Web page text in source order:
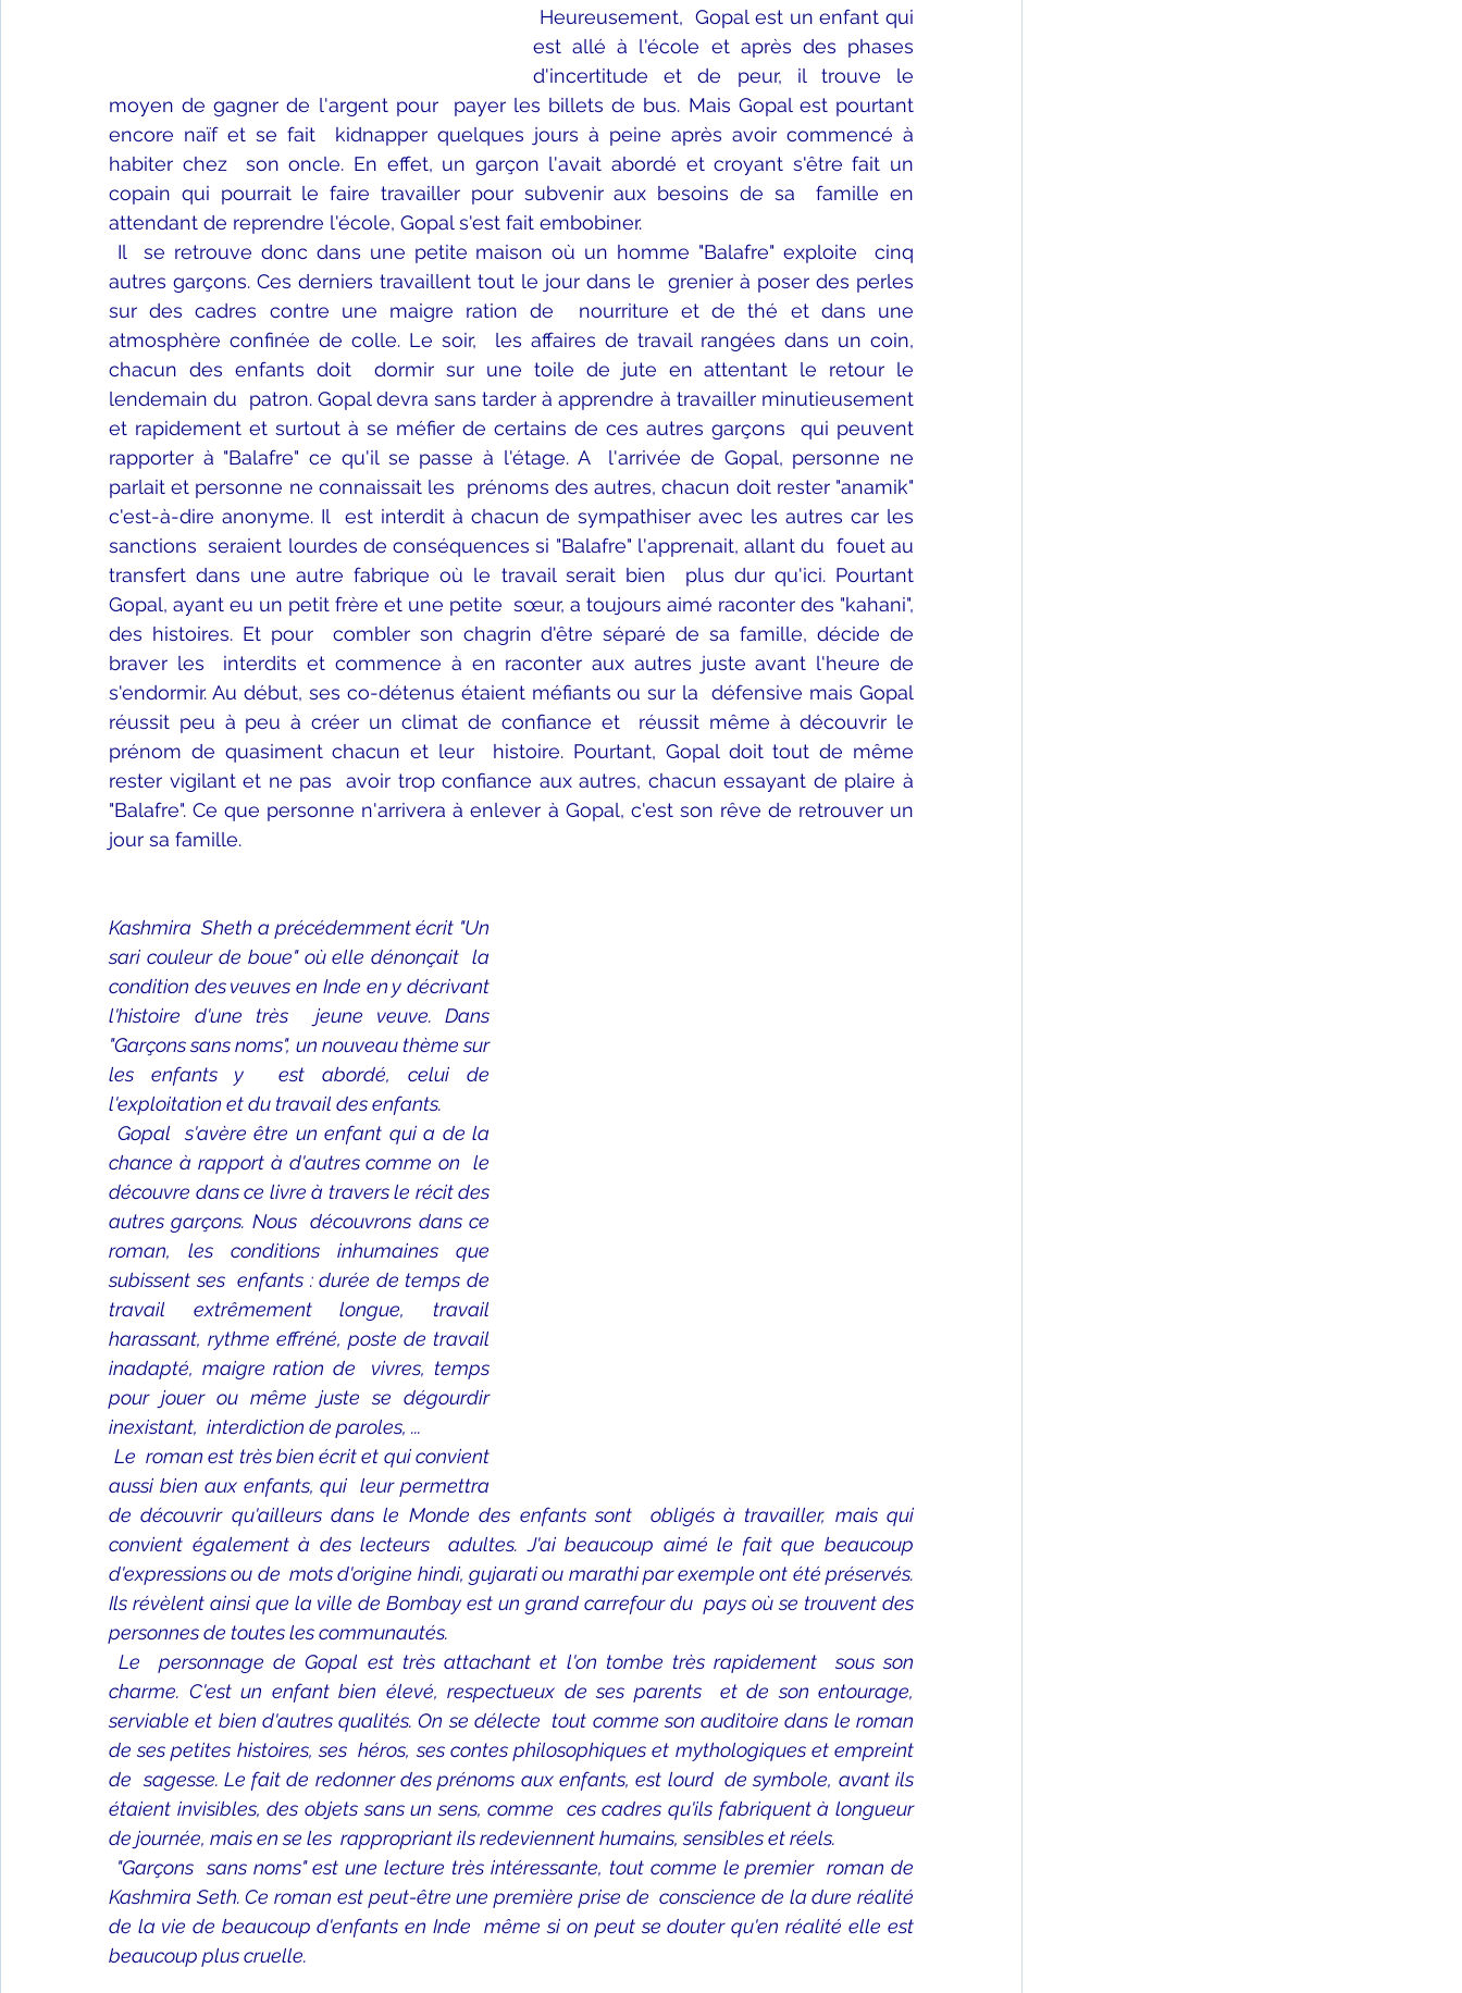
Heureusement,  Gopal est un enfant qui
est allé à l'école et après des phases
d'incertitude et de peur, il trouve le
moyen de gagner de l'argent pour  payer les billets de bus. Mais Gopal est pourtant
encore naïf et se fait  kidnapper quelques jours à peine après avoir commencé à
habiter chez  son oncle. En effet, un garçon l'avait abordé et croyant s'être fait un
copain qui pourrait le faire travailler pour subvenir aux besoins de sa  famille en
attendant de reprendre l'école, Gopal s'est fait embobiner.
Il  se retrouve donc dans une petite maison où un homme "Balafre" exploite  cinq
autres garçons. Ces derniers travaillent tout le jour dans le  grenier à poser des perles
sur des cadres contre une maigre ration de  nourriture et de thé et dans une
atmosphère confinée de colle. Le soir,  les affaires de travail rangées dans un coin,
chacun des enfants doit  dormir sur une toile de jute en attentant le retour le
lendemain du  patron. Gopal devra sans tarder à apprendre à travailler minutieusement
et rapidement et surtout à se méfier de certains de ces autres garçons  qui peuvent
rapporter à "Balafre" ce qu'il se passe à l'étage. A  l'arrivée de Gopal, personne ne
parlait et personne ne connaissait les  prénoms des autres, chacun doit rester "anamik"
c'est-à-dire anonyme. Il  est interdit à chacun de sympathiser avec les autres car les
sanctions  seraient lourdes de conséquences si "Balafre" l'apprenait, allant du  fouet au
transfert dans une autre fabrique où le travail serait bien  plus dur qu'ici. Pourtant
Gopal, ayant eu un petit frère et une petite  sœur, a toujours aimé raconter des "kahani",
des histoires. Et pour  combler son chagrin d'être séparé de sa famille, décide de
braver les  interdits et commence à en raconter aux autres juste avant l'heure de
s'endormir. Au début, ses co-détenus étaient méfiants ou sur la  défensive mais Gopal
réussit peu à peu à créer un climat de confiance et  réussit même à découvrir le
prénom de quasiment chacun et leur  histoire. Pourtant, Gopal doit tout de même
rester vigilant et ne pas  avoir trop confiance aux autres, chacun essayant de plaire à
"Balafre". Ce que personne n'arrivera à enlever à Gopal, c'est son rêve de retrouver un
jour sa famille.
Kashmira  Sheth a précédemment écrit "Un
sari couleur de boue" où elle dénonçait  la
condition des veuves en Inde en y décrivant
l'histoire d'une très  jeune veuve. Dans
"Garçons sans noms", un nouveau thème sur
les enfants y  est abordé, celui de
l'exploitation et du travail des enfants.
Gopal  s'avère être un enfant qui a de la
chance à rapport à d'autres comme on  le
découvre dans ce livre à travers le récit des
autres garçons. Nous  découvrons dans ce
roman, les conditions inhumaines que
subissent ses  enfants : durée de temps de
travail extrêmement longue, travail
harassant, rythme effréné, poste de travail
inadapté, maigre ration de  vivres, temps
pour jouer ou même juste se dégourdir
inexistant,  interdiction de paroles, ...
Le  roman est très bien écrit et qui convient
aussi bien aux enfants, qui  leur permettra
de découvrir qu'ailleurs dans le Monde des enfants sont  obligés à travailler, mais qui
convient également à des lecteurs  adultes. J'ai beaucoup aimé le fait que beaucoup
d'expressions ou de  mots d'origine hindi, gujarati ou marathi par exemple ont été préservés.
Ils révèlent ainsi que la ville de Bombay est un grand carrefour du  pays où se trouvent des
personnes de toutes les communautés.
Le  personnage de Gopal est très attachant et l'on tombe très rapidement  sous son
charme. C'est un enfant bien élevé, respectueux de ses parents  et de son entourage,
serviable et bien d'autres qualités. On se délecte  tout comme son auditoire dans le roman
de ses petites histoires, ses  héros, ses contes philosophiques et mythologiques et empreint
de  sagesse. Le fait de redonner des prénoms aux enfants, est lourd  de symbole, avant ils
étaient invisibles, des objets sans un sens, comme  ces cadres qu'ils fabriquent à longueur
de journée, mais en se les  rappropriant ils redeviennent humains, sensibles et réels.
"Garçons  sans noms" est une lecture très intéressante, tout comme le premier  roman de
Kashmira Seth. Ce roman est peut-être une première prise de  conscience de la dure réalité
de la vie de beaucoup d'enfants en Inde  même si on peut se douter qu'en réalité elle est
beaucoup plus cruelle.